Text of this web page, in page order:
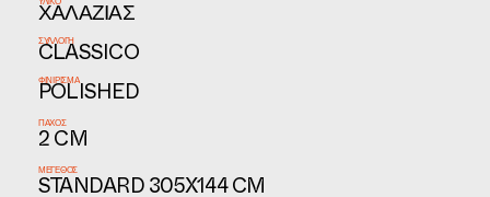
ΥΛΙΚΌ
ΧΑΛΑΖΊΑΣ
ΣΥΛΛΟΓΉ
CLASSICO
ΦΙΝΊΡΙΣΜΑ
POLISHED
ΠΆΧΟΣ
2 CM
ΜΈΓΕΘΟΣ
STANDARD 305X144 CM